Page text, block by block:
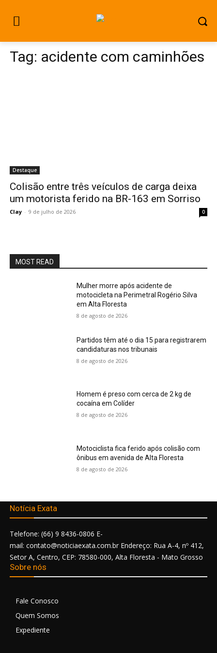
Tag: acidente com caminhões
Destaque
Colisão entre três veículos de carga deixa
um motorista ferido na BR-163 em Sorriso
Clay - 9 de julho de 2026 0
MOST READ
Mulher morre após acidente de
motocicleta na Perimetral Rogério Silva
em Alta Floresta
8 de agosto de 2026
Partidos têm até o dia 15 para registrarem
candidaturas nos tribunais
8 de agosto de 2026
Homem é preso com cerca de 2 kg de
cocaína em Colíder
8 de agosto de 2026
Motociclista fica ferido após colisão com
ônibus em avenida de Alta Floresta
8 de agosto de 2026
Notícia Exata
Telefone: (66) 9 8436-0806 E-
mail: contato@noticiaexata.com.br Endereço: Rua A-4, nº 412,
Setor A, Centro, CEP: 78580-000, Alta Floresta - Mato Grosso
Sobre nós
Fale Conosco
Quem Somos
Expediente